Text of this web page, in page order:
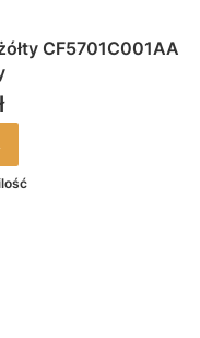
CF5701C001AA